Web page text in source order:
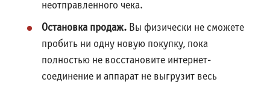
неотправленного чека.
Остановка продаж. Вы физически не сможете
пробить ни одну новую покупку, пока
полностью не восстановите интернет-
соединение и аппарат не выгрузит весь